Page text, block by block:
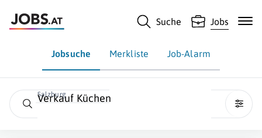
Suche Jobs
Jobsuche Merkliste Job-Alarm
Salzburg
Verkauf Küchen